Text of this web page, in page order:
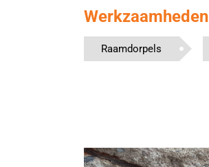
Werkzaamheden
Raamdorpels